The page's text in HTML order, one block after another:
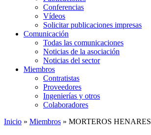
Conferencias
Vídeos
Solicitar publicaciones impresas
Comunicación
Todas las comunicaciones
Noticias de la asociación
Noticias del sector
Miembros
Contratistas
Proveedores
Ingenierías y otros
Colaboradores
Inicio » Miembros » MORTEROS HENARES